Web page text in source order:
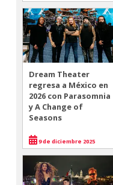
Dream Theater
regresa a México en
2026 con Parasomnia
y A Change of
Seasons
9 de diciembre 2025